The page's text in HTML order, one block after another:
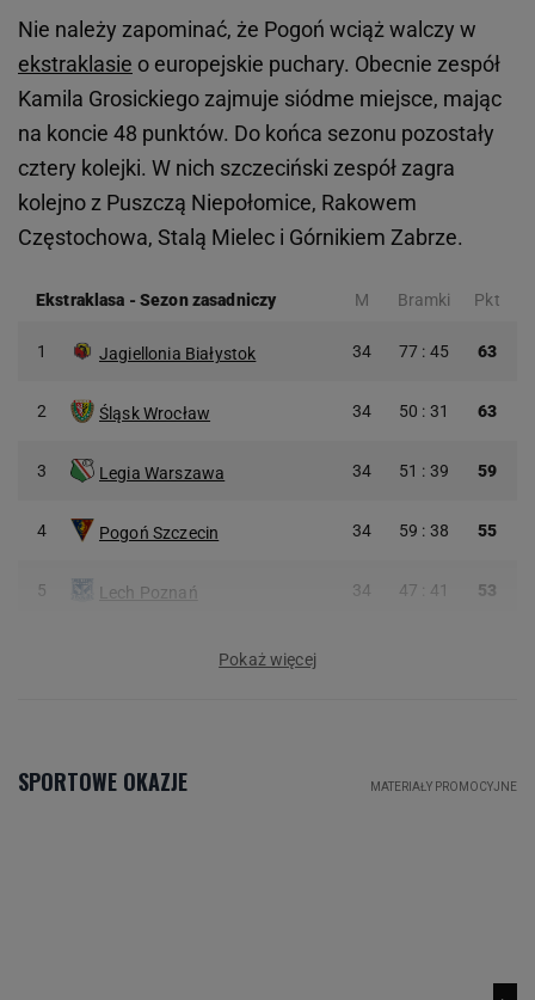
Nie należy zapominać, że Pogoń wciąż walczy w
ekstraklasie o europejskie puchary. Obecnie zespół
Kamila Grosickiego zajmuje siódme miejsce, mając
na koncie 48 punktów. Do końca sezonu pozostały
cztery kolejki. W nich szczeciński zespół zagra
kolejno z Puszczą Niepołomice, Rakowem
Częstochowa, Stalą Mielec i Górnikiem Zabrze.
Ekstraklasa - Sezon zasadniczy M Bramki Pkt
1 Jagiellonia Białystok 34 77 : 45 63
2 Śląsk Wrocław 34 50 : 31 63
3 Legia Warszawa 34 51 : 39 59
4 Pogoń Szczecin 34 59 : 38 55
5 Lech Poznań 34 47 : 41 53
Pokaż więcej